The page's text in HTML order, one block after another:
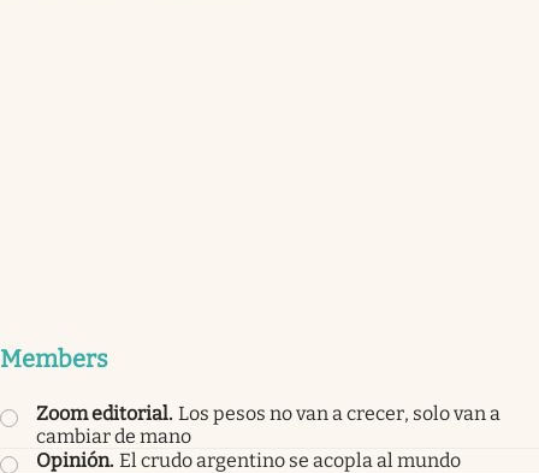
Members
Zoom editorial. Los pesos no van a crecer, solo van a
cambiar de mano
Opinión. El crudo argentino se acopla al mundo